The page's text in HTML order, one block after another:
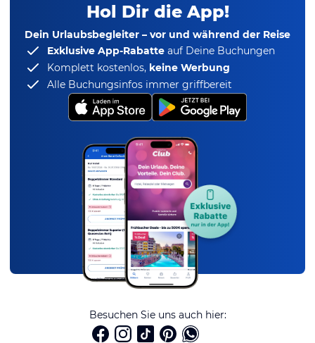
Hol Dir die App!
Dein Urlaubsbegleiter – vor und während der Reise
Exklusive App-Rabatte auf Deine Buchungen
Komplett kostenlos, keine Werbung
Alle Buchungsinfos immer griffbereit
Besuchen Sie uns auch hier: